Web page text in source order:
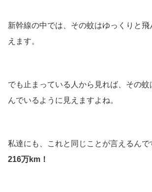
新幹線の中では、その蚊はゆっくりと
えます。
でも止まっている人から見れば、その
んでいるように見えますよね。
私達にも、これと同じことが言えるんで
216万km！